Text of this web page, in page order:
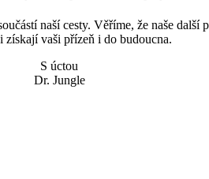
naší cesty. Věříme, že naše další
získají vaši přízeň i do budoucna.
S úctou
Dr. Jungle